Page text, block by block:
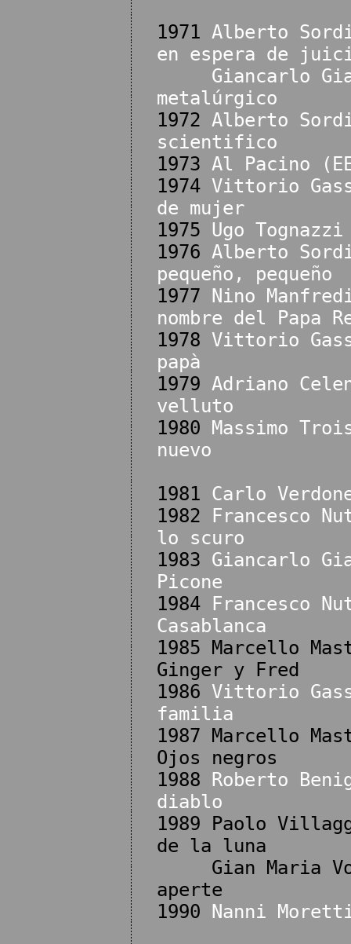
1971 Alberto
en espera de
Giancarlo
metalúrgico
1972 Alberto
scientifico
1973 Al Pacino
1974 Vittorio
de mujer
1975 Ugo
1976 Alberto
pequeño, pequeño
1977
Nino
nombre del Papa
1978 Vittorio
papà
1979 Adriano
velluto
1980
Massimo
nuevo
1981 Carlo
1982
Francesco
lo scuro
1983 Giancarlo
Picone
1984
Francesco
Casablanca
1985 Marcello
Ginger y Fred
1986 Vittorio
familia
1987 Marcello
Ojos negros
1988
Roberto
diablo
1989 Paolo
de la luna
Gian Maria
aperte
1990
Nanni